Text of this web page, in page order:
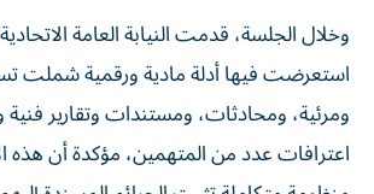
وخلال الجلسة، قدمت النيابة العامة
استعرضت فيها أدلة مادية ورقمية شملت
ومرئية، ومحادثات، ومستندات وتقارير
اعترافات عدد من المتهمين، مؤكدة أن هذه